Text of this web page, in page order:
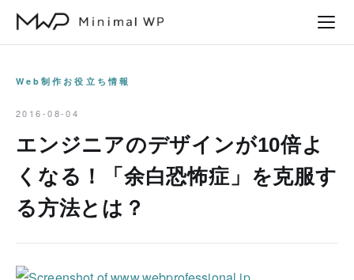
Web制作お役立ち情報
2016-08-04
エンジニアのデザインが10倍よ
くなる！「余白恐怖症」を克服す
る方法とは？